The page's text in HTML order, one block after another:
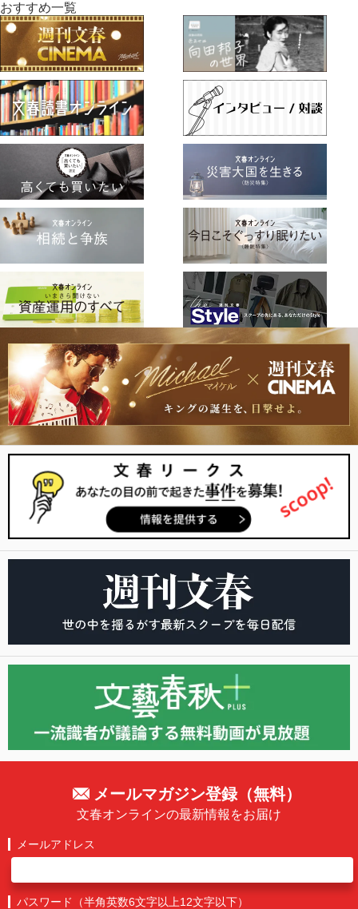
おすすめ一覧
メールマガジン登録（無料）
文春オンラインの最新情報をお届け
メールアドレス
パスワード（半角英数6文字以上12文字以下）